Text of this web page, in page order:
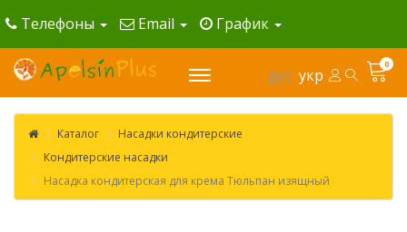
Телефоны Email График
рус укр
0
Каталог
Насадки кондитерские
Кондитерские насадки
Насадка кондитерская для крема Тюльпан изящный